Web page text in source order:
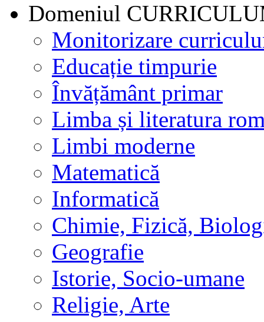
Domeniul
Monitorizare
Educație timpurie
Învățământ primar
Limba și literatura
Limbi moderne
Matematică
Informatică
Chimie, Fizică,
Geografie
Istorie, Socio-umane
Religie, Arte